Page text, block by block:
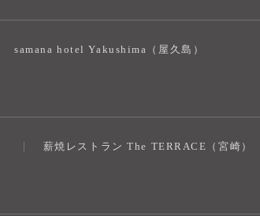
samana hotel Yakushima（屋久島）
薪焼レストラン The TERRACE（宮崎）